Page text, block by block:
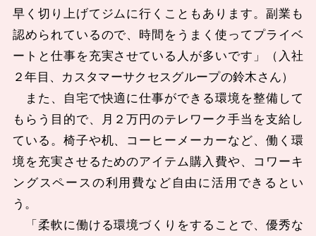
早く切り上げてジムに行くこともあります。副業も
認められているので、時間をうまく使ってプライベ
ートと仕事を充実させている人が多いです」（入社
２年目、カスタマーサクセスグループの鈴木さん）
また、自宅で快適に仕事ができる環境を整備して
もらう目的で、月２万円のテレワーク手当を支給し
ている。椅子や机、コーヒーメーカーなど、働く環
境を充実させるためのアイテム購入費や、コワーキ
ングスペースの利用費など自由に活用できるとい
う。
「柔軟に働ける環境づくりをすることで、優秀な